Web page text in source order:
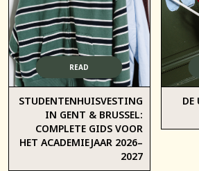
READ
STUDENTENHUISVESTING
IN GENT & BRUSSEL:
COMPLETE GIDS VOOR
HET ACADEMIEJAAR 2026–
2027
DE